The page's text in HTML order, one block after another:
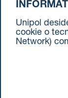
Unipol
cookie o
Network)